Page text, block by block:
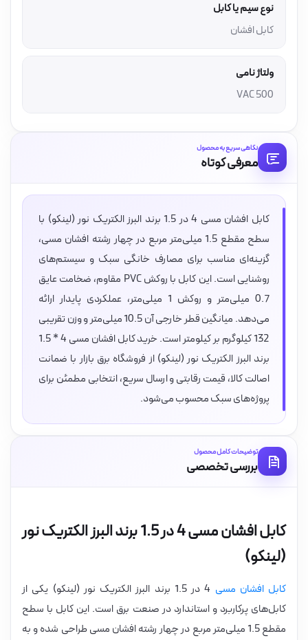
نوع سیم یا کابل
کابل افشان
ولتاژ نامی
500 VAC
نگاهی سریع به محصول
معرفی کوتاه
کابل افشان مسی 4 در 1.5 برند البرز الکتریک نور (لینکو) با
سطح مقطع 1.5 میلی‌متر مربع در چهار رشته افشان مسی،
گزینه‌ای مناسب برای مصارف خانگی سبک و سیستم‌های
روشنایی است. این کابل با روکش PVC مقاوم، ضخامت عایق
0.7 میلی‌متر و روکش 1 میلی‌متر، عملکردی پایدار ارائه
می‌دهد. میانگین قطر خارجی آن 10.5 میلی‌متر و وزن تقریبی
132 کیلوگرم بر کیلومتر است. خرید کابل افشان مسی 4 * 1.5
برند البرز الکتریک نور (لینکو) از فروشگاه برق بازار با ضمانت
اصالت کالا، قیمت رقابتی و ارسال سریع، انتخابی مطمئن برای
پروژه‌های سبک محسوب می‌شود.
توضیحات کامل محصول
بررسی تخصصی
کابل افشان مسی 4 در 1.5 برند البرز الکتریک نور
(لینکو)
کابل افشان مسی
4 در 1.5 برند البرز الکتریک نور (لینکو) یکی از
کابل‌های پرکاربرد و استاندارد در صنعت برق است. این کابل با سطح
مقطع 1.5 میلی‌متر مربع در چهار رشته افشان مسی طراحی شده و به